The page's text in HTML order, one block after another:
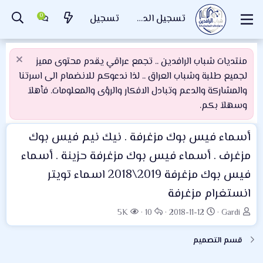
تسجيل الدخول تسجيل
منتديات شباب الرافدين .. تجمع عراقي يقدم محتوى مميز
لجميع طلبة وشباب العراق .. لذا ندعوكم للانضمام الى اسرتنا
والمشاركة والدعم وتبادل الافكار والرؤى والمعلومات. فأهلاَ
وسهلاَ بكم.
أسماء فيس بوك مزغرفة . نيك نيم فيس بوك
مزغرف . أسماء فيس بوك مزغرفة حزينة . أسماء
فيس بوك مزغرفة 2019\2018 اسماء تويتر
انستغرام مزغرفة
ب
ا
د
Gardi
ت
ا
ر
2018-11-12
ا
ل
10
ا
ل
5K
قسم التصميم